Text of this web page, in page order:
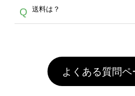
からご利用頂けます。ポ
年間です。【会員ラン
文回数により会員ラン
頂いても、ログインがさ
クにカウントがされま
といって、プリントを定
を塗布しており、短納
害な性質で、水洗いで落
お手数ですが、お客様
していただけますよう
通常注文・直送機能での
A
ません。いずれのデータ
像
Q 送料は？
引」などによるお値引
場合は送料がかかりま
い。
よくある質問ペ